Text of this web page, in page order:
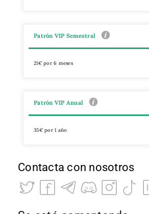
Patrón VIP Semestral
21€ por 6 meses
Patrón VIP Anual
35€ por 1 año
Contacta con nosotros